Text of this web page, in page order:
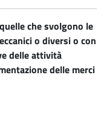
che svolgono le
o diversi o con
delle attività
delle merci